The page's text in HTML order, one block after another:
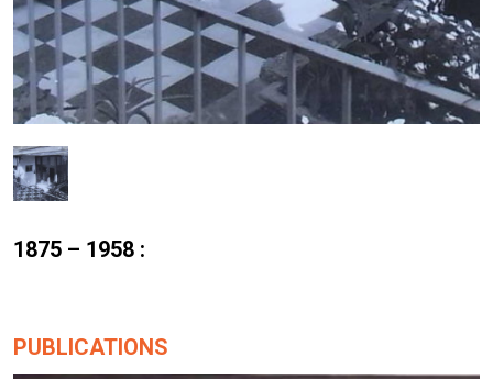
1875 – 1958 :
PUBLICATIONS